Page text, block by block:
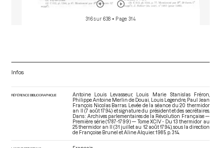
316 sur 638 • Page 314
Infos
RÉFÉRENCE BIBLIOGRAPHIQUE
Antoine Louis Levasseur, Louis Marie Stanislas Fréron,
Philippe Antoine Merlin de Douai, Louis Legendre, Paul Jean
François Nicolas Barras. Levée de la séance du 20 thermidor
an II (7 août 1794) et signature du président et des secrétaires.
Dans : Archives parlementaires de la Révolution Française —
Première série (1787-1799) — Tome XCIV - Du 13 thermidor au
25 thermidor an II (31 juillet au 12 août 1794), sous la direction
de Françoise Brunel et Aline Alquier. 1985. p. 314.